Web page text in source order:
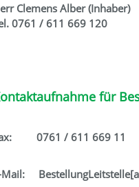
Clemens Alber (Inhaber)
0761 / 611 669 120
für
0761 / 611 669 11
Mail: